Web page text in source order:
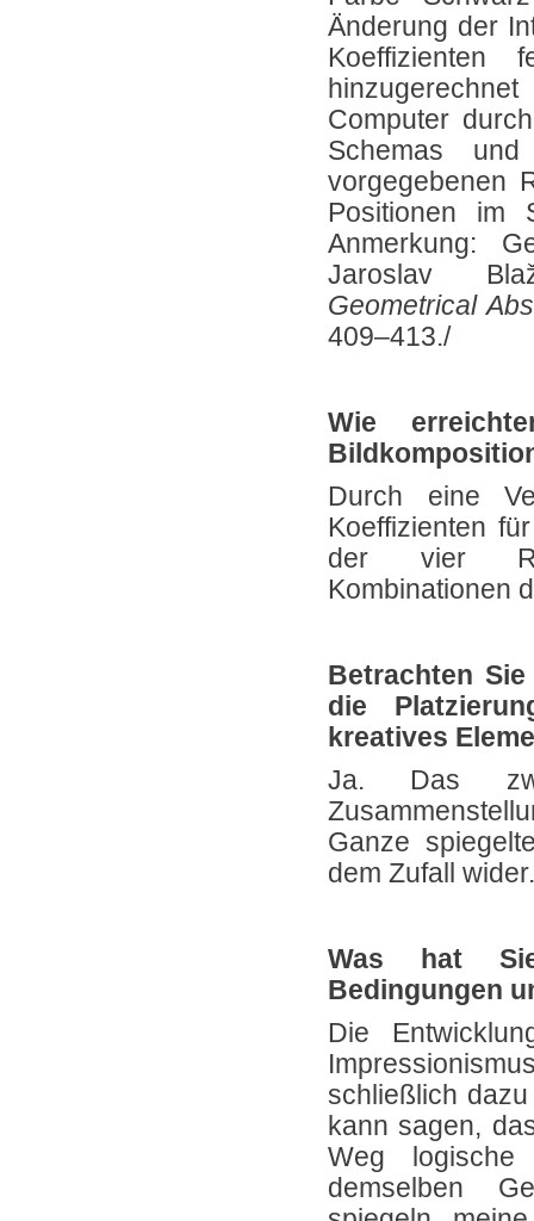
Änderung der
Koeffizienten
Computer
Schemas
vorgegebenen
Positionen im
Anmerkung:
Jaroslav
Geometrical
409–413./
Wie
Durch eine
Koeffizienten
der vier
Kombinationen
Betrachten
die
kreatives
Ja. Das
Ganze
dem Zufall wider.
Was hat
Bedingungen
Die
schließlich
kann sagen,
Weg logische
demselben